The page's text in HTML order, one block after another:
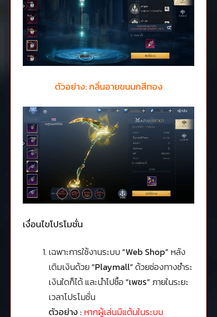
ตัวอย่าง:กลิ่นอายขนนกสีทอง
เงื่อนไขโปรโมชั่น
เฉพาะการใช้งานระบบ“Web Shop” หลัง
เติมเงินด้วย“Playmall”ด้วยช่องทางชำระ
เงินใดก็ได้ และนำไปซื้อ“เพชร” ภายในระยะ
เวลาโปรโมชั่น
ตัวอย่าง : หากผู้เล่นมีแต้มในระบบ